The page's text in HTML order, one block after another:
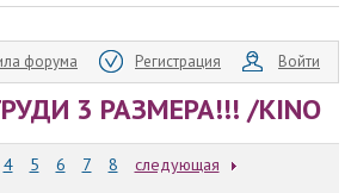
форума Регистрация Войти
3 РАЗМЕРА!!! /KINO
4 5 6 7 8
следующая